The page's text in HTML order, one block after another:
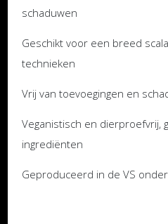
schaduwen
Geschikt voor een breed
technieken
Vrij van toevoegingen en
Veganistisch en dierproefvrij,
ingrediënten
Geproduceerd in de VS